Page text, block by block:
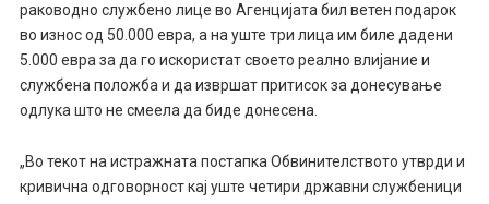
раководно службено лице во Агенцијата бил ветен подарок
во износ од 50.000 евра, а на уште три лица им биле дадени
5.000 евра за да го искористат своето реално влијание и
службена положба и да извршат притисок за донесување
одлука што не смеела да биде донесена.
„Во текот на истражната постапка Обвинителството утврди и
кривична одговорност кај уште четири државни службеници